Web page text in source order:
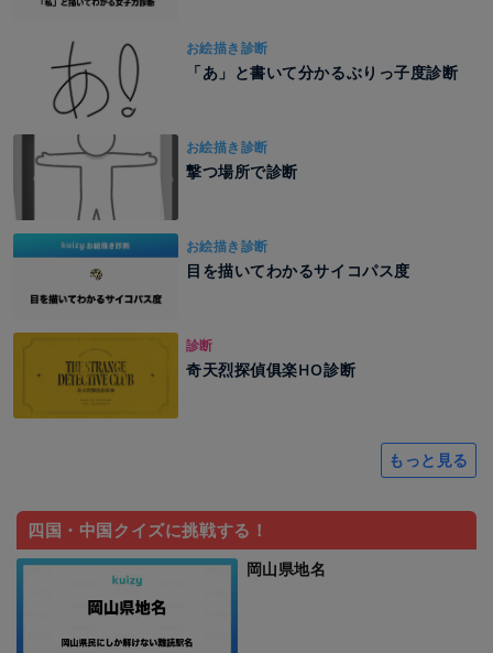
お絵描き診断
「あ」と書いて分かるぶりっ子度診断
お絵描き診断
撃つ場所で診断
お絵描き診断
目を描いてわかるサイコパス度
診断
奇天烈探偵俱楽HO診断
もっと見る
四国・中国クイズに挑戦する！
岡山県地名